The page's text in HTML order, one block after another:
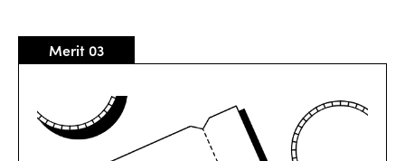
Merit 03